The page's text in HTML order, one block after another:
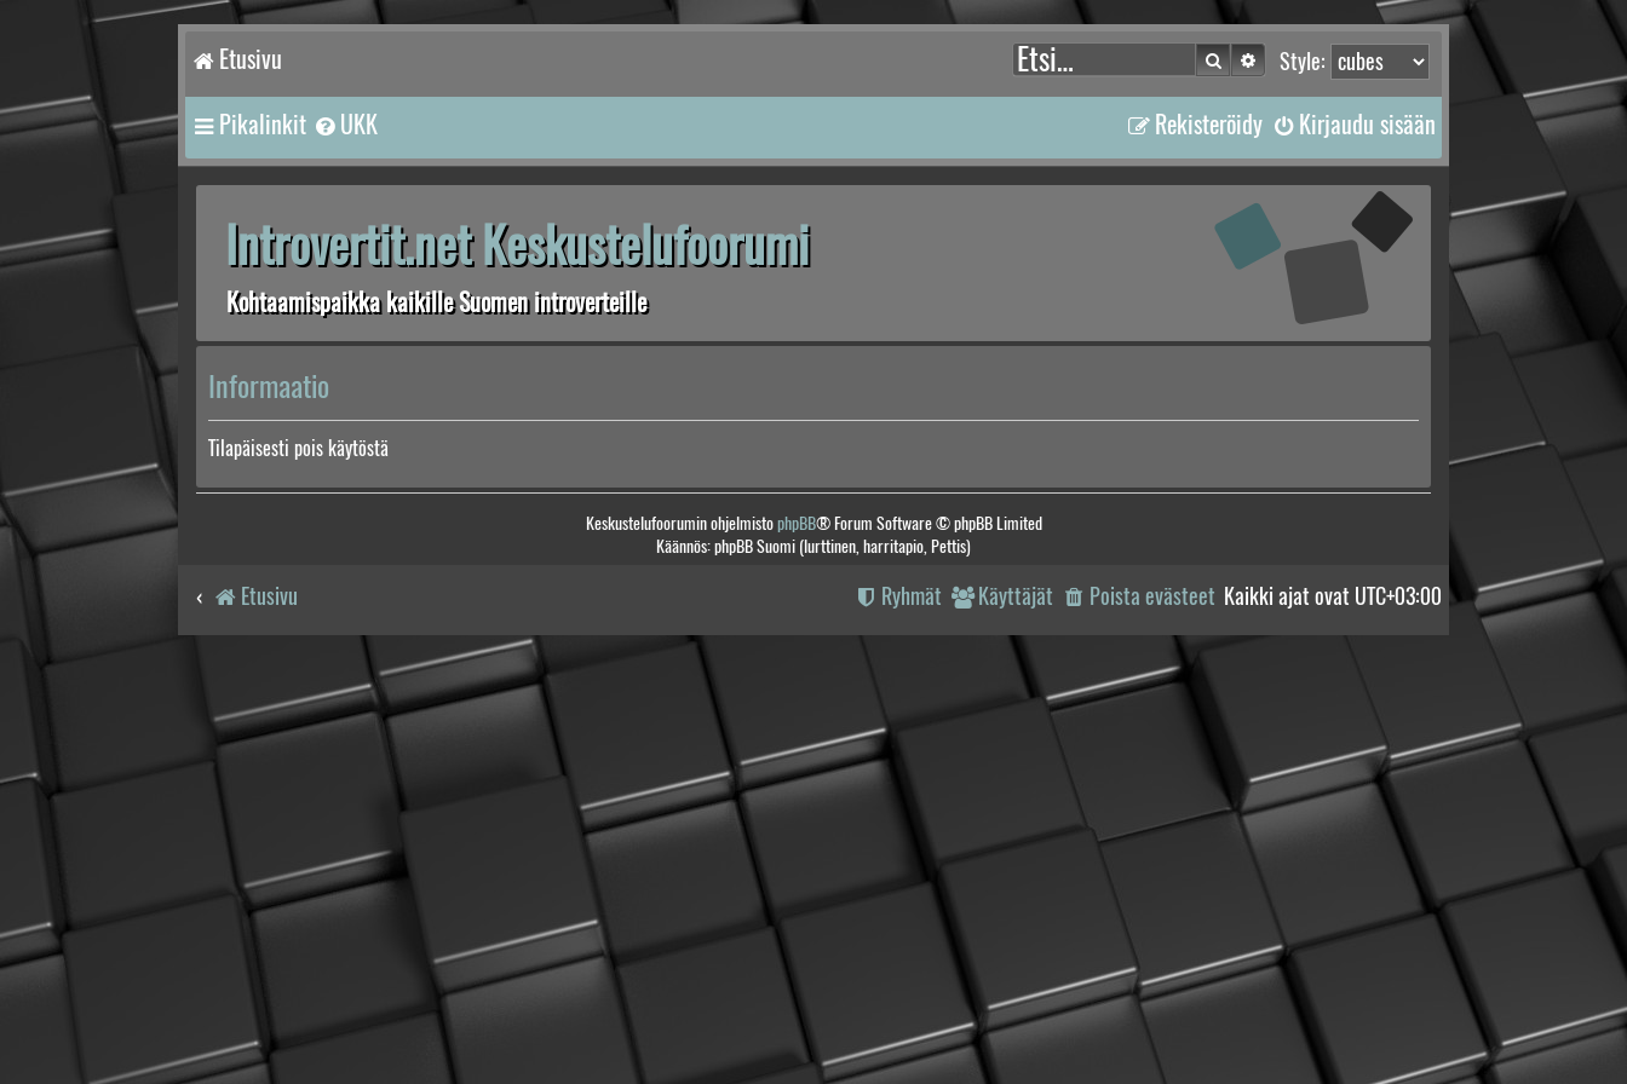
Etusivu Style:
Etsi Tarkennettu haku
Pikalinkit UKK Kirjaudu sisään
Rekisteröidy
Introvertit.net Keskustelufoorumi
Kohtaamispaikka kaikille Suomen introverteille
Informaatio
Tilapäisesti pois käytöstä
Keskustelufoorumin ohjelmistophpBB® Forum Software © phpBB Limited
Käännös: phpBB Suomi (lurttinen, harritapio, Pettis)
Etusivu Kaikki ajat ovat UTC+03:00
Poista evästeet
Käyttäjät
Ryhmät